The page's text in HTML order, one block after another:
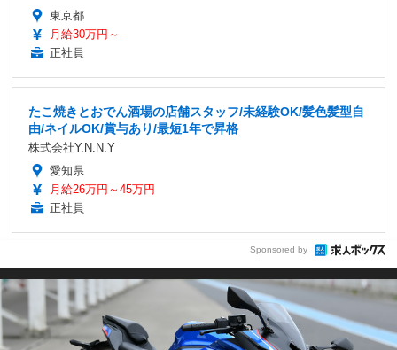
東京都
月給30万円～
正社員
たこ焼きとおでん酒場の店舗スタッフ/未経験OK/髪色髪型自
由/ネイルOK/賞与あり/最短1年で昇格
株式会社Y.N.N.Y
愛知県
月給26万円～45万円
正社員
Sponsored by